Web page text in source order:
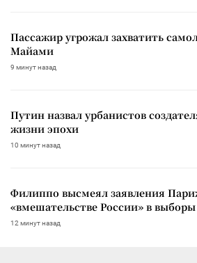
Пассажир угрожал захватить
Майами
9 минут назад
Путин назвал урбанистов
жизни эпохи
10 минут назад
Филиппо высмеял заявления
«вмешательстве России» в выборы
12 минут назад